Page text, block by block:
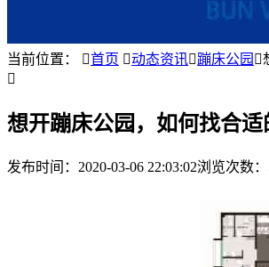
当前位置： 首页 动态资讯蹦床公园 

想开蹦床公园，如何找合
发布时间： 2020-03-06 22:03:02浏览次数